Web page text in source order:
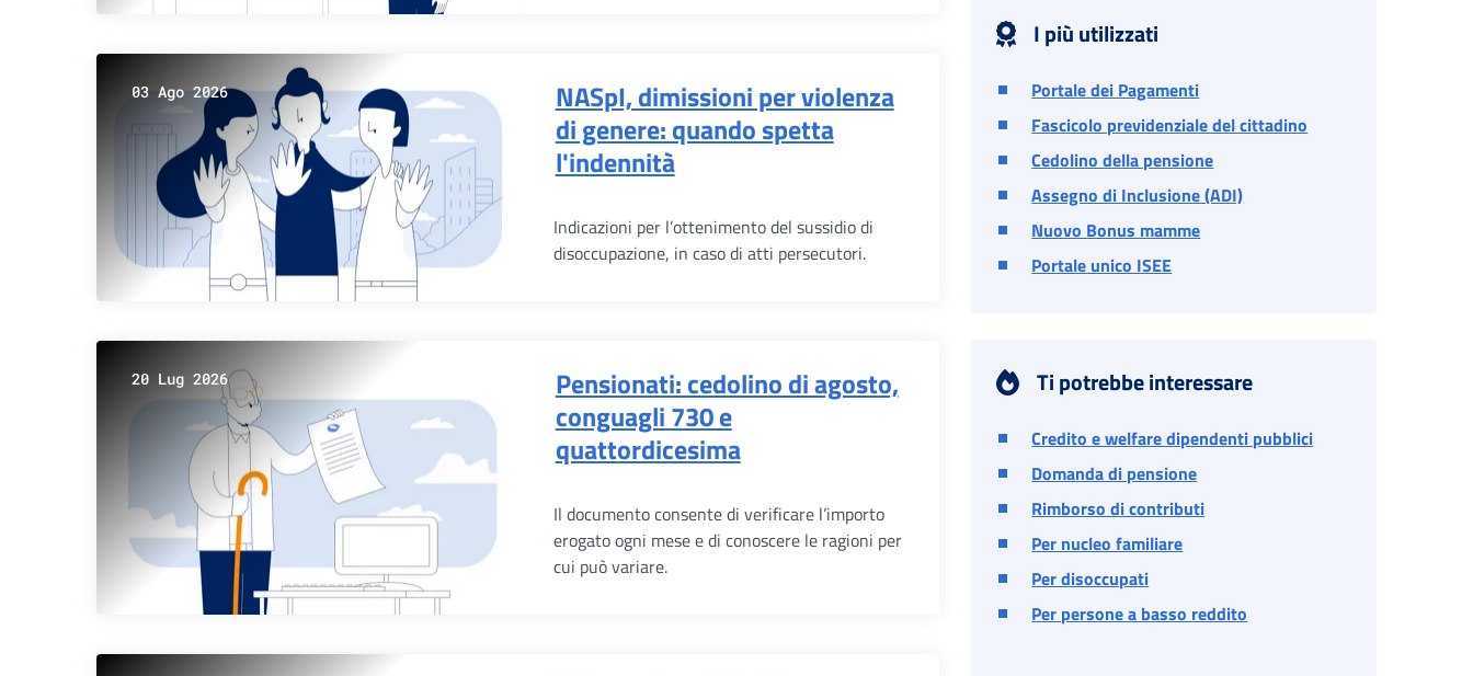
03 Ago 2026
NASpI, dimissioni per violenza
di genere: quando spetta
l'indennità
Indicazioni per l’ottenimento del sussidio di
disoccupazione, in caso di atti persecutori.
20 Lug 2026
Pensionati: cedolino di agosto,
conguagli 730 e
quattordicesima
Il documento consente di verificare l’importo
erogato ogni mese e di conoscere le ragioni per
cui può variare.
I più utilizzati
Portale dei Pagamenti
Fascicolo previdenziale del cittadino
Cedolino della pensione
Assegno di Inclusione (ADI)
Nuovo Bonus mamme
Portale unico ISEE
Ti potrebbe interessare
Credito e welfare dipendenti pubblici
Domanda di pensione
Rimborso di contributi
Per nucleo familiare
Per disoccupati
Per persone a basso reddito